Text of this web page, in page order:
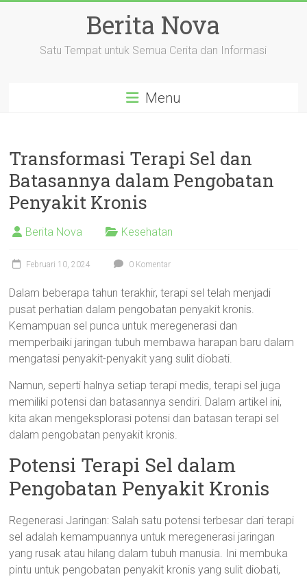
Berita Nova
Satu Tempat untuk Semua Cerita dan Informasi
Menu
Transformasi Terapi Sel dan
Batasannya dalam Pengobatan
Penyakit Kronis
Berita Nova Kesehatan
Februari 10, 2024 0 Komentar
Dalam beberapa tahun terakhir, terapi sel telah menjadi
pusat perhatian dalam pengobatan penyakit kronis.
Kemampuan sel punca untuk meregenerasi dan
memperbaiki jaringan tubuh membawa harapan baru dalam
mengatasi penyakit-penyakit yang sulit diobati.
Namun, seperti halnya setiap terapi medis, terapi sel juga
memiliki potensi dan batasannya sendiri. Dalam artikel ini,
kita akan mengeksplorasi potensi dan batasan terapi sel
dalam pengobatan penyakit kronis.
Potensi Terapi Sel dalam
Pengobatan Penyakit Kronis
Regenerasi Jaringan: Salah satu potensi terbesar dari terapi
sel adalah kemampuannya untuk meregenerasi jaringan
yang rusak atau hilang dalam tubuh manusia. Ini membuka
pintu untuk pengobatan penyakit kronis yang sulit diobati,